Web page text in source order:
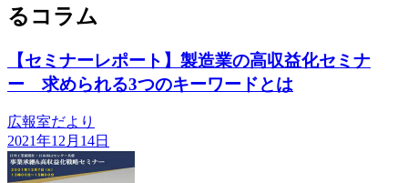
るコラム
【セミナーレポート】製造業の高収益化セミナ
ー 求められる3つのキーワードとは
広報室だより
2021年12月14日